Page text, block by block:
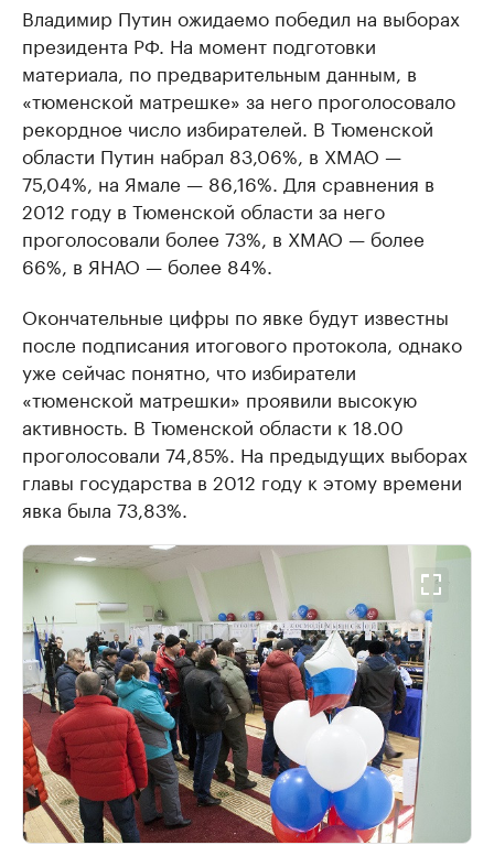
Владимир Путин ожидаемо победил на выборах
президента РФ. На момент подготовки
материала, по предварительным данным, в
«тюменской матрешке» за него проголосовало
рекордное число избирателей. В Тюменской
области Путин набрал 83,06%, в ХМАО —
75,04%, на Ямале — 86,16%. Для сравнения в
2012 году в Тюменской области за него
проголосовали более 73%, в ХМАО — более
66%, в ЯНАО — более 84%.
Окончательные цифры по явке будут известны
после подписания итогового протокола, однако
уже сейчас понятно, что избиратели
«тюменской матрешки» проявили высокую
активность. В Тюменской области к 18.00
проголосовали 74,85%. На предыдущих выборах
главы государства в 2012 году к этому времени
явка была 73,83%.